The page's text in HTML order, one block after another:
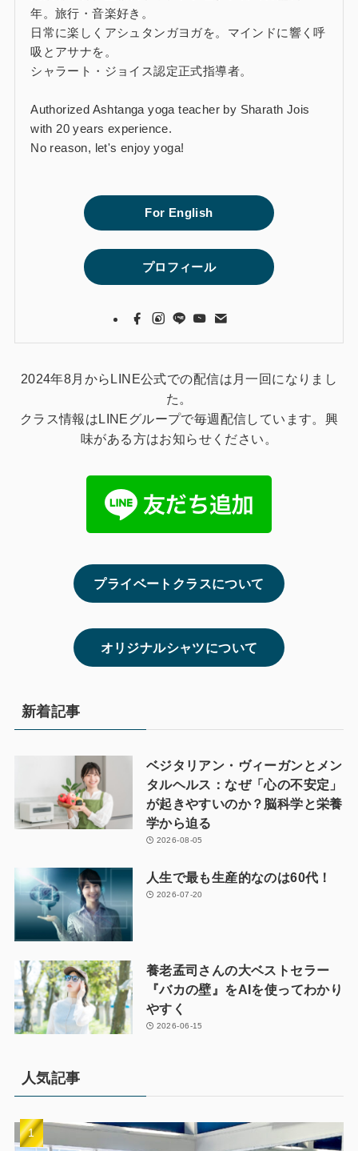
年。旅行・音楽好き。
日常に楽しくアシュタンガヨガを。マインドに響く呼
吸とアサナを。
シャラート・ジョイス認定正式指導者。
Authorized Ashtanga yoga teacher by Sharath Jois
with 20 years experience.
No reason, let's enjoy yoga!
For English
プロフィール
2024年8月からLINE公式での配信は月一回になりまし
た。
クラス情報はLINEグループで毎週配信しています。興
味がある方はお知らせください。
プライベートクラスについて
オリジナルシャツについて
新着記事
ベジタリアン・ヴィーガンとメン
タルヘルス：なぜ「心の不安定」
が起きやすいのか？脳科学と栄養
学から迫る
2026-08-05
人生で最も生産的なのは60代！
2026-07-20
養老孟司さんの大ベストセラー
『バカの壁』をAIを使ってわかり
やすく
2026-06-15
人気記事